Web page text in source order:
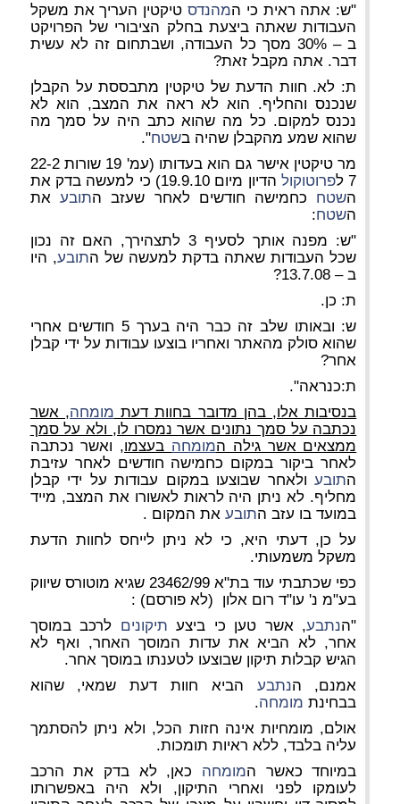
"ש: אתה ראית כי המהנדס טיקטין העריך את משקל
העבודות שאתה ביצעת בחלק הציבורי של הפרויקט
ב – 30% מסך כל העבודה, ושבתחום זה לא עשית
דבר. אתה מקבל זאת?
ת: לא. חוות הדעת של טיקטין מתבססת על הקבלן
שנכנס והחליף. הוא לא ראה את המצב, הוא לא
נכנס למקום. כל מה שהוא כתב היה על סמך מה
שהוא שמע מהקבלן שהיה בשטח".
מר טיקטין אישר גם הוא בעדותו (עמ' 19 שורות 22-2
7 ל
פרוטוקול
הדיון מיום 19.9.10) כי למעשה בדק את
השטח כחמישה חודשים לאחר שעזב התובע את
השטח:
"ש: מפנה אותך לסעיף 3 לתצהירך, האם זה נכון
שכל העבודות שאתה בדקת למעשה של התובע, היו
ב – 13.7.08?
ת: כן.
ש: ובאותו שלב זה כבר היה בערך 5 חודשים אחרי
שהוא סולק מהאתר ואחריו בוצעו עבודות על ידי קבלן
אחר?
ת:כנראה".
בנסיבות אלו, בהן מדובר בחוות דעת מומחה, אשר
נכתבה על סמך נתונים אשר נמסרו לו, ולא על סמך
ממצאים אשר גילה המומחה בעצמו, ואשר נכתבה
לאחר ביקור במקום כחמישה חודשים לאחר עזיבת
התובעולאחר שבוצעו במקום עבודות על ידי קבלן
מחליף. לא ניתן היה לראות לאשורו את המצב, מייד
במועד בו עזב התובעאת המקום .
על כן, דעתי היא, כי לא ניתן לייחס לחוות הדעת
משקל משמעותי.
כפי שכתבתי עוד בת"א 23462/99 שגיא מוטורס שיווק
בע"מ נ' עו"ד רום אלון (לא פורסם) :
"הנתבע, אשר טען כי ביצע תיקונים לרכב במוסך
אחר, לא הביא את עדות המוסך האחר, ואף לא
הגיש קבלות תיקון שבוצעו לטענתו במוסך אחר.
אמנם, הנתבע הביא חוות דעת שמאי, שהוא
בבחינת מומחה.
אולם, מומחיות אינה חזות הכל, ולא ניתן להסתמך
עליה בלבד, ללא ראיות תומכות.
במיוחד כאשר המומחה כאן, לא בדק את הרכב
לעומקו לפני ואחרי התיקון, ולא היה באפשרותו